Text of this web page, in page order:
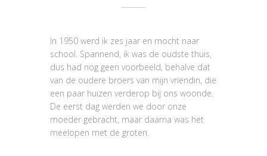
In 1950 werd ik zes jaar en mocht naar
school. Spannend, ik was de oudste thuis,
dus had nog geen voorbeeld, behalve dat
van de oudere broers van mijn vriendin, die
een paar huizen verderop bij ons woonde.
De eerst dag werden we door onze
moeder gebracht, maar daarna was het
meelopen met de groten.